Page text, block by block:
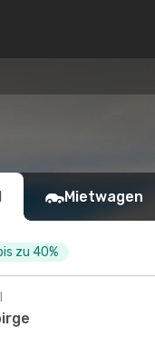
Mietwagen
zu 40%